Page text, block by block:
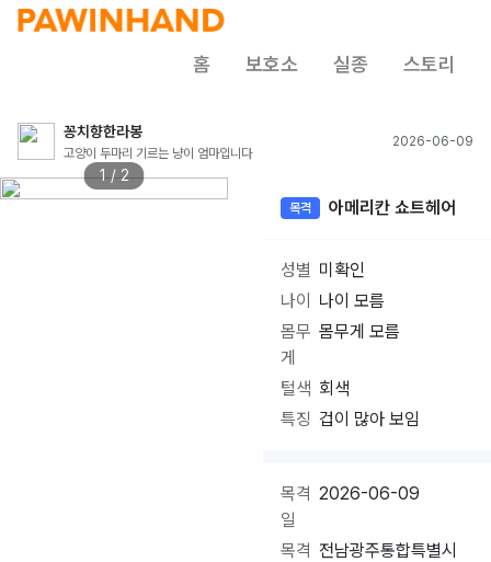
홈 보호소 실종 스토리
꽁치향한라봉
고양이 두마리 기르는 냥이 엄마입니다
2026-06-09
1 / 2
목격 아메리칸 쇼트헤어
성별 미확인
나이
나이 모름
몸무
게
몸무게 모름
털색 회색
특징 겁이 많아 보임
목격
일
2026-06-09
목격 전남광주통합특별시